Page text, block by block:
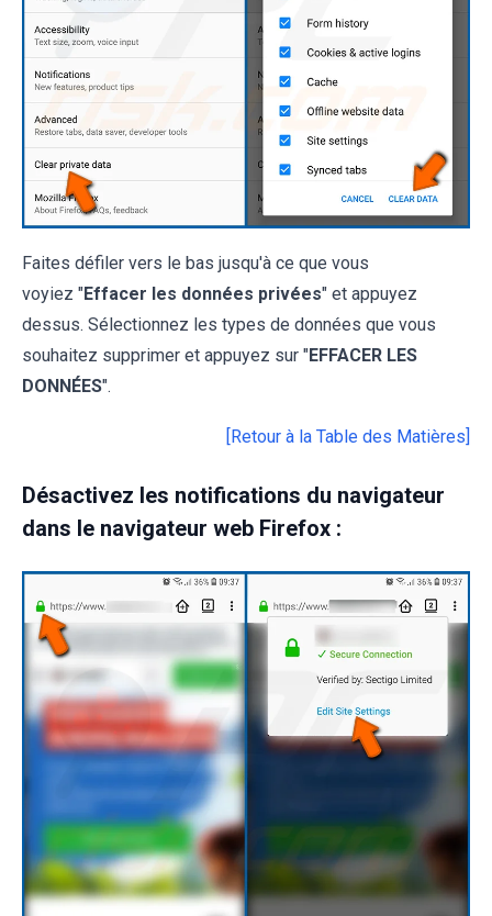
Faites défiler vers le bas jusqu'à ce que vous
voyiez "Effacer les données privées" et appuyez
dessus. Sélectionnez les types de données que vous
souhaitez supprimer et appuyez sur "EFFACER LES
DONNÉES".
[Retour à la Table des Matières]
Désactivez les notifications du navigateur
dans le navigateur web Firefox :